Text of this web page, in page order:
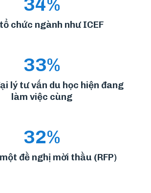
chức ngành như ICEF
33%
lý tư vấn du học hiện đang
làm việc cùng
32%
đề nghị mời thầu (RFP)